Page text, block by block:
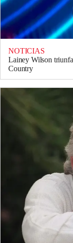
NOTICIAS
Lainey Wilson
Country